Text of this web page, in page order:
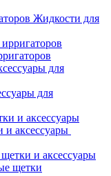
Жидкости для
для
и аксессуары
и аксессуары